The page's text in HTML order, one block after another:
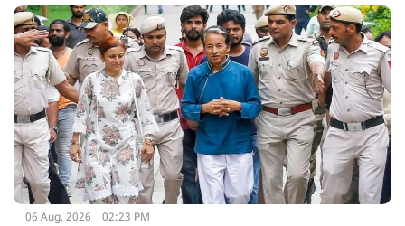
06 Aug, 2026 02:23 PM